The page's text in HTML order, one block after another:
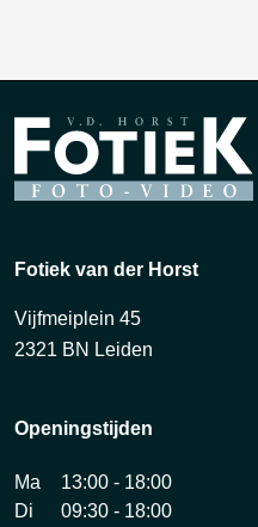
Fotiek van der Horst
Vijfmeiplein 45
2321 BN Leiden
Openingstijden
Ma
13:00 - 18:00
Di
09:30 - 18:00